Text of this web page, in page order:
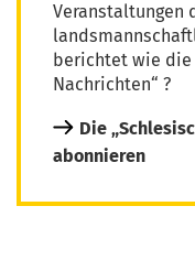
Veranstaltungen
berichtet wie die
Nachrichten“ ?
Die
abonnieren